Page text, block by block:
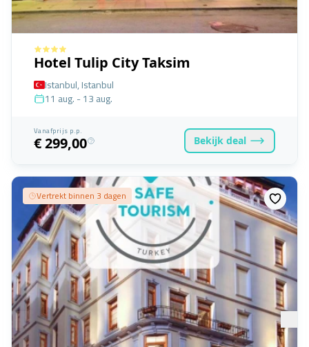
Hotel Tulip City Taksim
Istanbul, Istanbul
11 aug. - 13 aug.
Vanafprijs p.p.
€ 299,00 Bekijk deal
Vertrekt binnen 3 dagen